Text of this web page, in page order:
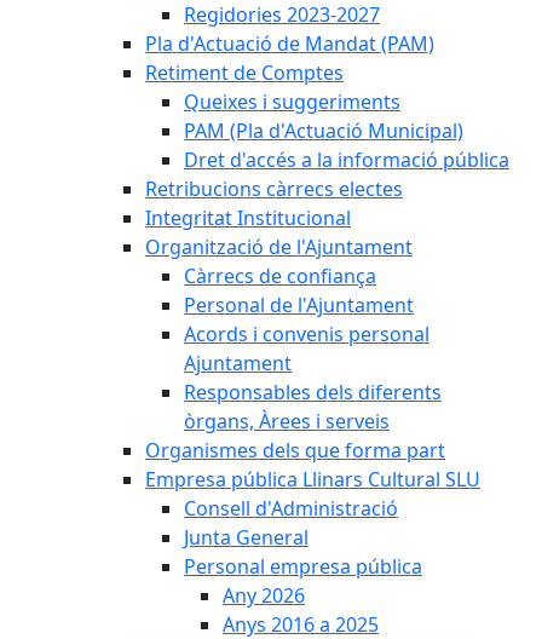
Regidories 2023-2027
Pla d'Actuació de Mandat (PAM)
Retiment de Comptes
Queixes i suggeriments
PAM (Pla d'Actuació Municipal)
Dret d'accés a la informació pública
Retribucions càrrecs electes
Integritat Institucional
Organització de l'Ajuntament
Càrrecs de confiança
Personal de l'Ajuntament
Acords i convenis personal
Ajuntament
Responsables dels diferents
òrgans, Àrees i serveis
Organismes dels que forma part
Empresa pública Llinars Cultural SLU
Consell d'Administració
Junta General
Personal empresa pública
Any 2026
Anys 2016 a 2025